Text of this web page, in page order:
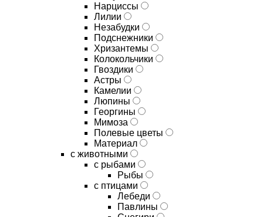
Нарциссы
Лилии
Незабудки
Подснежники
Хризантемы
Колокольчики
Гвоздики
Астры
Камелии
Люпины
Георгины
Мимоза
Полевые цветы
Материал
с животными
с рыбами
Рыбы
с птицами
Лебеди
Павлины